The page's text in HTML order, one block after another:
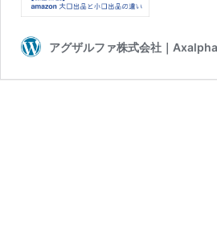
アグザルファ株式会社｜